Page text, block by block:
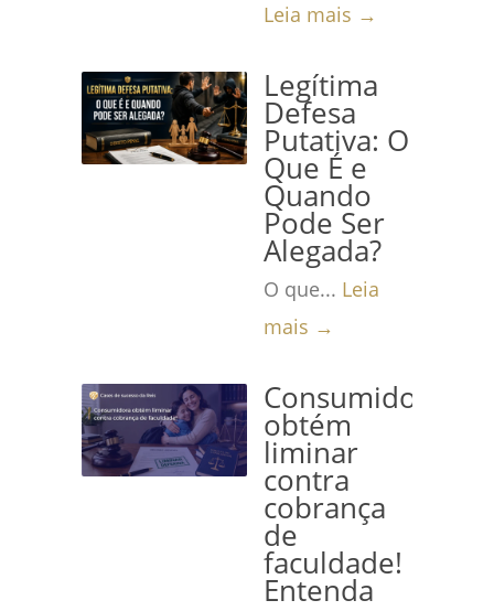
Leia mais →
Legítima
Defesa
Putativa: O
Que É e
Quando
Pode Ser
Alegada?
O que... Leia
mais →
Consumidora
obtém
liminar
contra
cobrança
de
faculdade!
Entenda